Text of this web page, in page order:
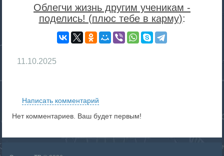
Облегчи жизнь другим ученикам -
поделись! (плюс тебе в карму):
11.10.2025
Написать комментарий
Нет комментариев. Ваш будет первым!